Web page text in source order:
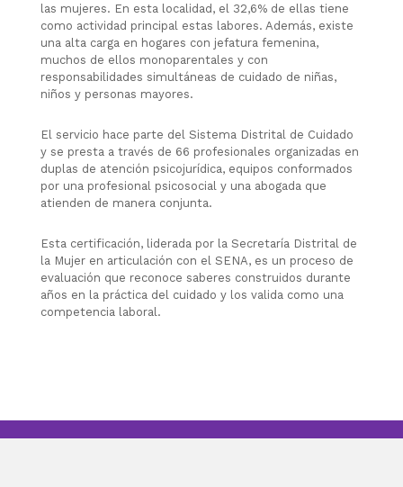
las mujeres. En esta localidad, el 32,6% de ellas tiene
como actividad principal estas labores. Además, existe
una alta carga en hogares con jefatura femenina,
muchos de ellos monoparentales y con
responsabilidades simultáneas de cuidado de niñas,
niños y personas mayores.
El servicio hace parte del Sistema Distrital de Cuidado
y se presta a través de 66 profesionales organizadas en
duplas de atención psicojurídica, equipos conformados
por una profesional psicosocial y una abogada que
atienden de manera conjunta.
Esta certificación, liderada por la Secretaría Distrital de
la Mujer en articulación con el SENA, es un proceso de
evaluación que reconoce saberes construidos durante
años en la práctica del cuidado y los valida como una
competencia laboral.